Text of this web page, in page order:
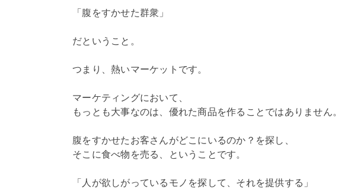
「腹をすかせた群衆」
だということ。
つまり、熱いマーケットです。
マーケティングにおいて、
もっとも大事なのは、優れた商品を作ることではありません。
腹をすかせたお客さんがどこにいるのか？を探し、
そこに食べ物を売る、ということです。
「人が欲しがっているモノを探して、それを提供する」